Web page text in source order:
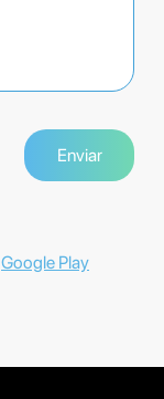
Google Play